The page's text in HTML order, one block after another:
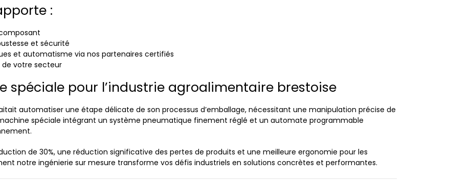
:
et sécurité
et automatisme via nos partenaires certifiés
votre secteur
spéciale pour l’industrie agroalimentaire brestoise
automatiser une étape délicate de son processus d’emballage, nécessitant une manipulation précise de
spéciale intégrant un système pneumatique finement réglé et un automate programmable
de 30%, une réduction significative des pertes de produits et une meilleure ergonomie pour les
notre ingénierie sur mesure transforme vos défis industriels en solutions concrètes et performantes.